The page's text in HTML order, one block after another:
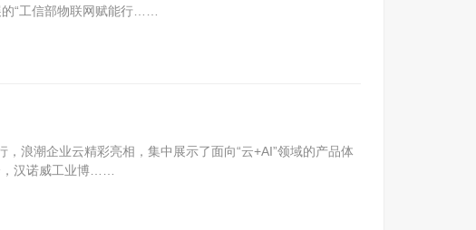
“工信部物联网赋能行……
浪潮企业云精彩亮相，集中展示了面向“云+AI”领域的产品体
汉诺威工业博……